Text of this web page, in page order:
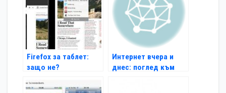
Firefox за таблет:
защо не?
Интернет вчера и
днес: поглед към